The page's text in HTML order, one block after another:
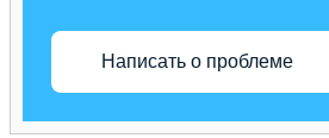
Написать о проблеме